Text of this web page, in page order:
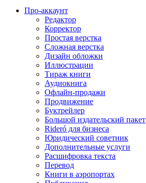
Про-аккаунт
Редактор
Корректор
Простая верстка
Сложная верстка
Дизайн обложки
Иллюстрации
Тираж книги
Аудиокнига
Офлайн-продажи
Продвижение
Буктрейлер
Большой издательский пакет
Rideró для бизнеса
Юридический советник
Дополнительные услуги
Расшифровка текста
Перевод
Книги в аэропортах